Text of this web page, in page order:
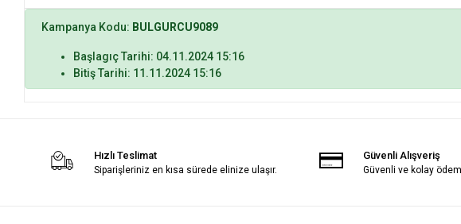
Kampanya Kodu: BULGURCU9089
Başlagıç Tarihi: 04.11.2024 15:16
Bitiş Tarihi: 11.11.2024 15:16
Hızlı Teslimat
Siparişleriniz en kısa sürede elinize ulaşır.
Güvenli Alışveriş
Güvenli ve kolay